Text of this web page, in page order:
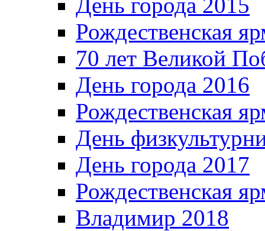
Рождественская
70 лет Великой
День города 2016
Рождественская
День
День города 2017
Рождественская
Владимир 2018